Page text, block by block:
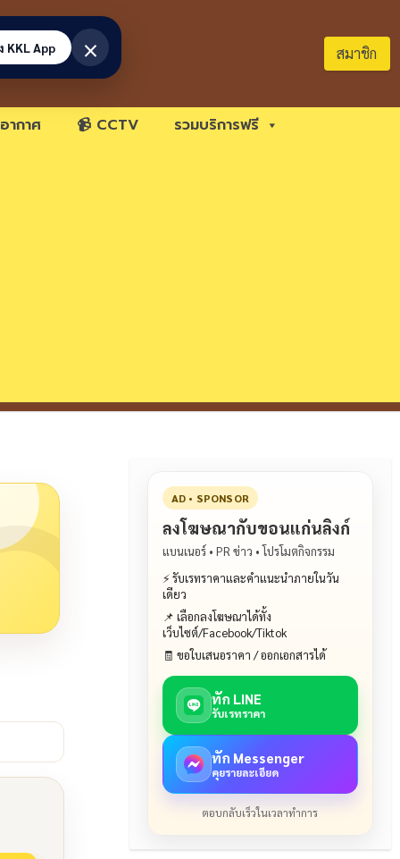
สมาชิก
ากาศ 📹 CCTV รวมบริการฟรี
AD • SPONSOR
ลงโฆษณากับขอนแก่นลิงก์
แบนเนอร์ • PR ข่าว • โปรโมตกิจกรรม
⚡ รับเรทราคาและคำแนะนำภายในวัน
เดียว
📌 เลือกลงโฆษณาได้ทั้ง
เว็บไซต์/Facebook/Tiktok
🧾 ขอใบเสนอราคา / ออกเอกสารได้
ทัก LINE
รับเรทราคา
ทัก Messenger
คุยรายละเอียด
ตอบกลับเร็วในเวลาทำการ
KKL App ×